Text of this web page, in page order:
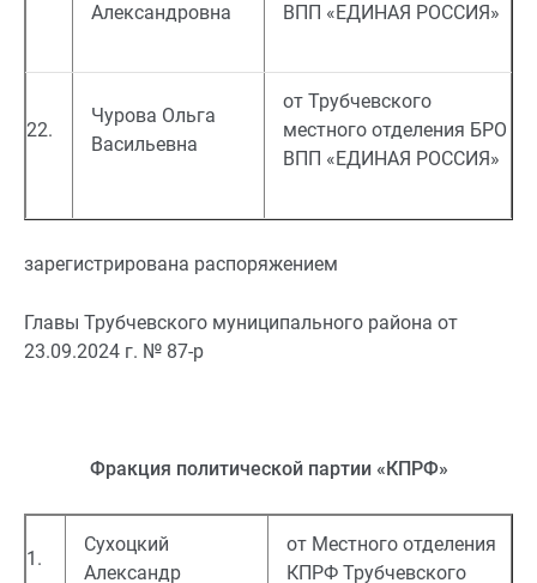
Александровна
ВПП «ЕДИНАЯ РОССИЯ»
22.
Чурова Ольга
Васильевна
от Трубчевского
местного отделения БРО
ВПП «ЕДИНАЯ РОССИЯ»
зарегистрирована распоряжением
Главы Трубчевского муниципального района от
23.09.2024 г. № 87-р
Фракция политической партии «КПРФ»
1.
Сухоцкий
Александр
от Местного отделения
КПРФ Трубчевского